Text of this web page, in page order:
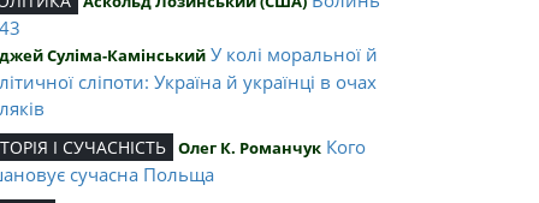
Суліма-Камінський У колі моральної й
сліпоти: Україна й українці в очах
І СУЧАСНІСТЬ Олег К. Романчук Кого
сучасна Польща